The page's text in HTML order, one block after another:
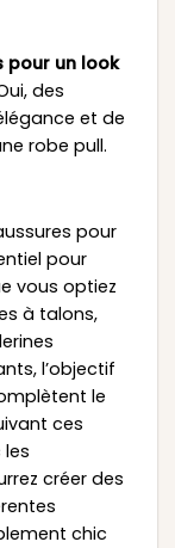
pour un look
des
et de
robe pull.
pour
pour
vous optiez
à talons,
l’objectif
le
ces
créer des
chic